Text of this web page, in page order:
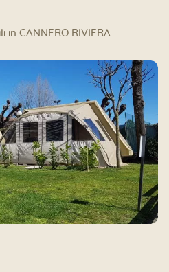
CANNERO RIVIERA